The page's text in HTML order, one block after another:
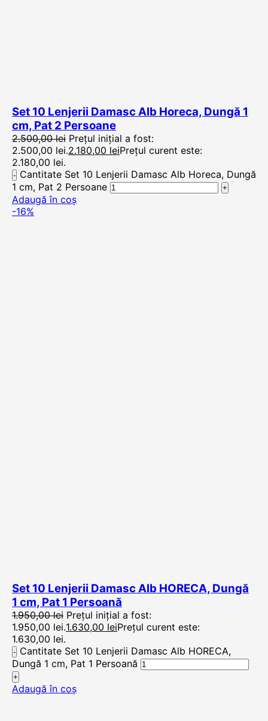
Set 10 Lenjerii Damasc Alb Horeca, Dungă 1
cm, Pat 2 Persoane
2.500,00lei Prețul inițial a fost:
2.500,00 lei.2.180,00 leiPrețul curent este:
2.180,00 lei.
Cantitate Set 10 Lenjerii Damasc Alb Horeca, Dungă
1 cm, Pat 2 Persoane
Adaugă în coș
-16%
Set 10 Lenjerii Damasc Alb HORECA, Dungă
1 cm, Pat 1 Persoană
1.950,00lei Prețul inițial a fost:
1.950,00 lei.1.630,00 leiPrețul curent este:
1.630,00 lei.
Cantitate Set 10 Lenjerii Damasc Alb HORECA,
Dungă 1 cm, Pat 1 Persoană
Adaugă în coș